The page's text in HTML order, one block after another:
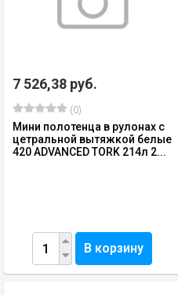
7 526,38 руб.
(0)
Мини полотенца в рулонах с
цетральной вытяжкой белые
420 ADVANCED TORK 214л 2...
В корзину